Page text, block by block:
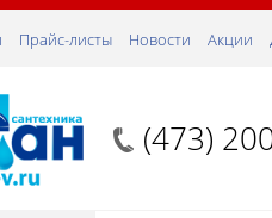
Прайс-листы Новости Акции
(473)